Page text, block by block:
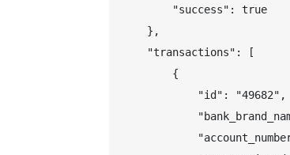
        "success": true
    },
    "transactions": [
        {
            "id": "49682",